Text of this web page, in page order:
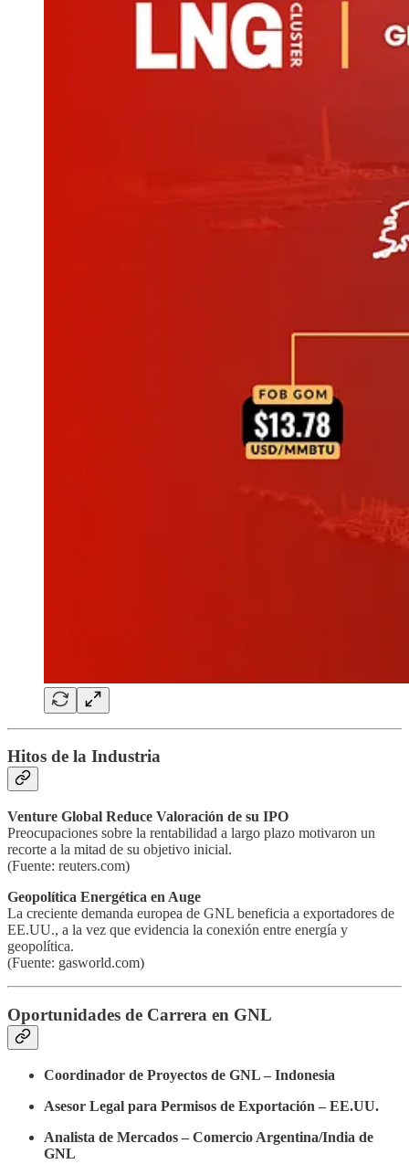
Hitos de la Industria
Venture Global Reduce Valoración de su IPO
Preocupaciones sobre la rentabilidad a largo plazo motivaron un
recorte a la mitad de su objetivo inicial.
(Fuente: reuters.com)
Geopolítica Energética en Auge
La creciente demanda europea de GNL beneficia a exportadores de
EE.UU., a la vez que evidencia la conexión entre energía y
geopolítica.
(Fuente: gasworld.com)
Oportunidades de Carrera en GNL
Coordinador de Proyectos de GNL – Indonesia
Asesor Legal para Permisos de Exportación – EE.UU.
Analista de Mercados – Comercio Argentina/India de
GNL